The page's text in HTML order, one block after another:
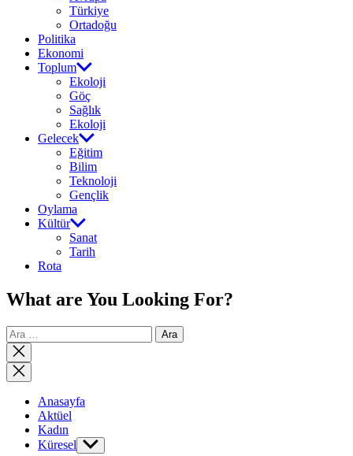
Türkiye
Ortadoğu
Politika
Ekonomi
Toplum
Ekoloji
Göç
Sağlık
Ekoloji
Gelecek
Eğitim
Bilim
Teknoloji
Gençlik
Oylama
Kültür
Sanat
Tarih
Rota
What are You Looking For?
Arama:
Close
search
Anasayfa
Aktüel
Kadın
Küresel Show